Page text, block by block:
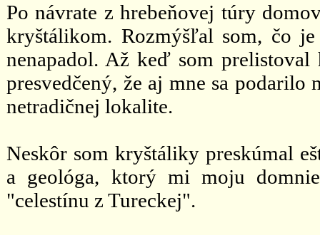
Po návrate z hrebeňovej túry
kryštálikom. Rozmýšľal som, čo
nenapadol. Až keď som
presvedčený, že aj mne sa
netradičnej lokalite.
Neskôr som kryštáliky preskúmal
a geológa, ktorý mi moju
"celestínu z Tureckej".